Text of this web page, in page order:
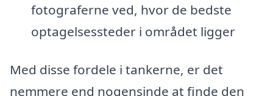
fotograferne ved, hvor de bedste
optagelsessteder i området ligger
Med disse fordele i tankerne, er det
nemmere end nogensinde at finde den